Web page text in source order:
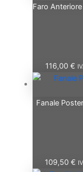
Faro
116,00€
Fanale
109,50€